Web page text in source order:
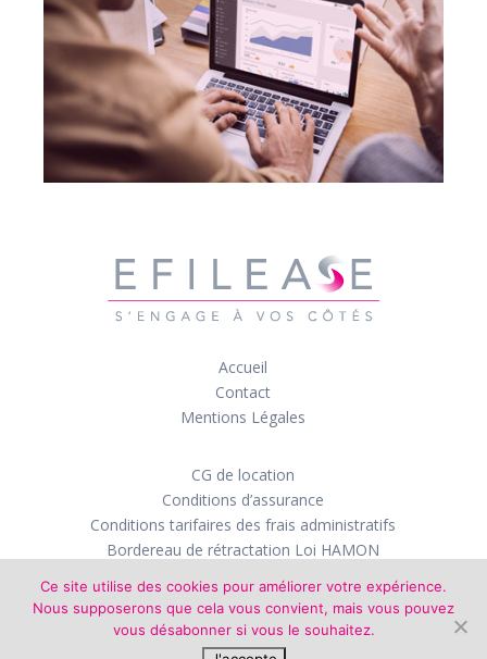
Accueil
Contact
Mentions Légales
CG de location
Conditions d’assurance
Conditions tarifaires des frais administratifs
Bordereau de rétractation Loi HAMON
Autres demandes
Créé par
| Création de site
Ce site utilise des cookies pour améliorer votre expérience.
Nous supposerons que cela vous convient, mais vous pouvez
vous désabonner si vous le souhaitez.